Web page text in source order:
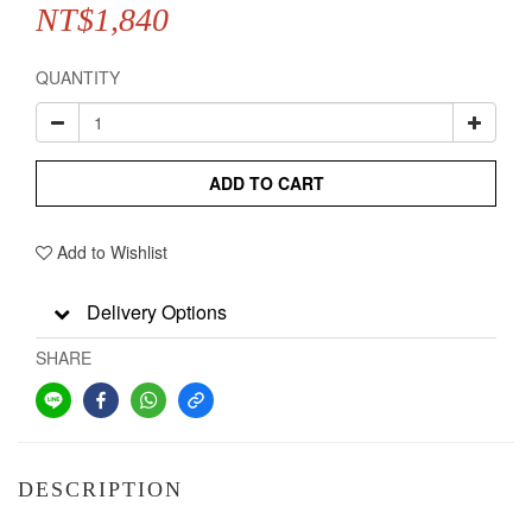
NT$1,840
QUANTITY
ADD TO CART
Add to Wishlist
Delivery Options
SHARE
DESCRIPTION